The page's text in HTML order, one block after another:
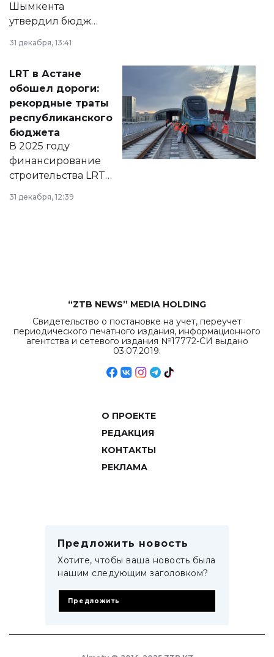
Шымкента
утвердил бюджет
города на 2026–
2028 годы.
документ
появился в базе
нормативных
правовых актов и
на сайте маслихат
города.
31 декабря, 13:41
LRT в Астане
обошел дороги:
рекордные траты
республиканского
бюджета
В 2025 году
финансирование
строительства LRT
в Астане из
республиканского
31 декабря, 12:39
“ZTB NEWS” MEDIA HOLDING
Свидетельство о постановке на учет, переучет
периодического печатного издания, информационного
агентства и сетевого издания №17772-СИ выдано
03.07.2019.
О ПРОЕКТЕ
РЕДАКЦИЯ
КОНТАКТЫ
РЕКЛАМА
Предложить новость
Хотите, чтобы ваша новость была
нашим следующим заголовком?
Предложить